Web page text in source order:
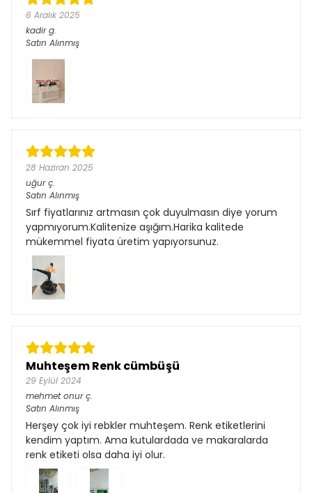
6 Aralık 2025
kadir g.
Satın Alınmış
28 Haziran 2025
uğur ç.
Satın Alınmış
Sırf fiyatlarınız artmasın çok duyulmasın diye yorum
yapmıyorum.Kalitenize aşığım.Harika kalitede
mükemmel fiyata üretim yapıyorsunuz.
Muhteşem Renk cümbüşü
29 Eylül 2024
mehmet onur ç.
Satın Alınmış
Herşey çok iyi rebkler muhteşem. Renk etiketlerini
kendim yaptım. Ama kutulardada ve makaralarda
renk etiketi olsa daha iyi olur.